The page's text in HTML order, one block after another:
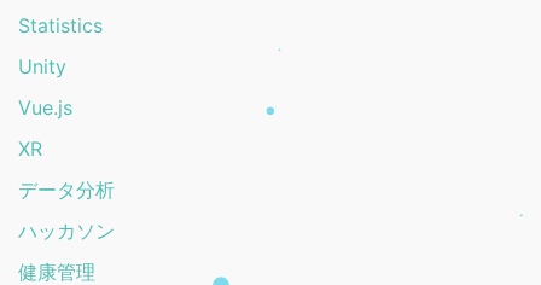
Statistics
Unity
Vue.js
XR
データ分析
ハッカソン
健康管理